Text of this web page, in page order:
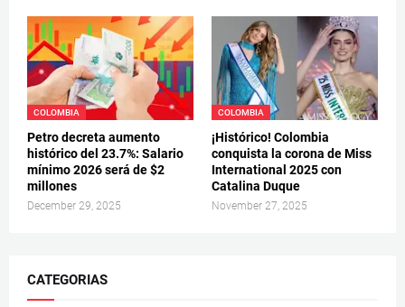
COLOMBIA
Petro decreta aumento
histórico del 23.7%: Salario
mínimo 2026 será de $2
millones
December 29, 2025
COLOMBIA
¡Histórico! Colombia
conquista la corona de Miss
International 2025 con
Catalina Duque
November 27, 2025
CATEGORIAS